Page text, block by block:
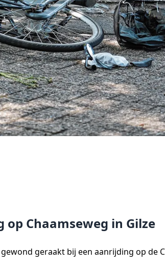
Chaamseweg in Gilze
geraakt bij een aanrijding op de